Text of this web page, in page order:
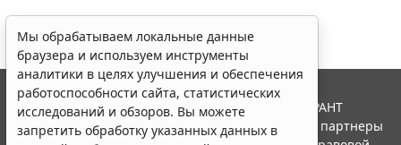
Мы обрабатываем локальные данные
браузера и используем инструменты
аналитики в целях улучшения и обеспечения
работоспособности сайта, статистических
исследований и обзоров. Вы можете
запретить обработку указанных данных в
© ООО "НПП "ГАРАНТ-СЕРВИС", 2026. Система ГАРАНТ
выпускается с 1990 года. Компания "Гарант" и ее партнеры